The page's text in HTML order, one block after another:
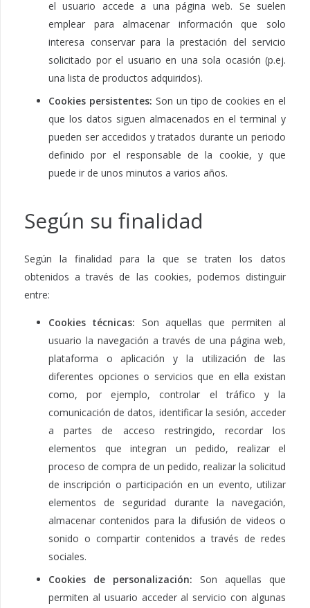
el usuario accede a una página web. Se suelen
emplear para almacenar información que solo
interesa conservar para la prestación del servicio
solicitado por el usuario en una sola ocasión (p.ej.
una lista de productos adquiridos).
Cookies persistentes: Son un tipo de cookies en el
que los datos siguen almacenados en el terminal y
pueden ser accedidos y tratados durante un periodo
definido por el responsable de la cookie, y que
puede ir de unos minutos a varios años.
Según su finalidad
Según la finalidad para la que se traten los datos
obtenidos a través de las cookies, podemos distinguir
entre:
Cookies técnicas: Son aquellas que permiten al
usuario la navegación a través de una página web,
plataforma o aplicación y la utilización de las
diferentes opciones o servicios que en ella existan
como, por ejemplo, controlar el tráfico y la
comunicación de datos, identificar la sesión, acceder
a partes de acceso restringido, recordar los
elementos que integran un pedido, realizar el
proceso de compra de un pedido, realizar la solicitud
de inscripción o participación en un evento, utilizar
elementos de seguridad durante la navegación,
almacenar contenidos para la difusión de videos o
sonido o compartir contenidos a través de redes
sociales.
Cookies de personalización: Son aquellas que
permiten al usuario acceder al servicio con algunas